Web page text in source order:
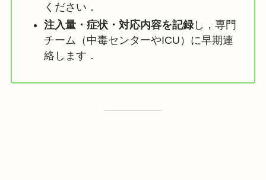
ください．
注入量・症状・対応内容を記録し，専門
チーム（中毒センターやICU）に早期連
絡します．